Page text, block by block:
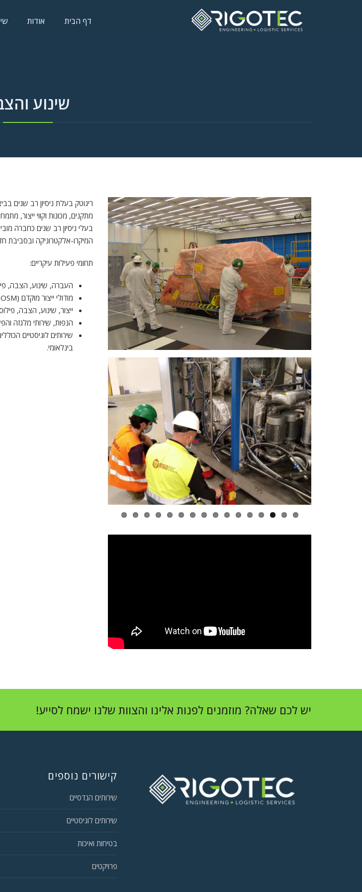
דף הבית אודות
שינוע
ריגוטק בעלת ניסיון רב שנים
מתקנים, מכונות וקווי ייצור,
בעלי ניסיון רב שנים כחברה
המיקרו-אלקטרוניקה ובסביבת
תחומי פעילות עיקריים:
העברה, שינוע, הצבה,
מודולי ייצור מוקדם (OSM) – ייצור, שינוע, הצבה, פילוס וקיבוע.
ייצור, שינוע, הצבה,
הנפות, שירותי מלגזה
שירותים לוגיסטיים
בינלאומי.
יש לכם שאלה? מוזמנים לפנות אלינו והצוות שלנו ישמח לסייע!
קישורים נוספים
שירותים הנדסיים
שירותים לוגיסטיים
בטיחות ואיכות
פרויקטים